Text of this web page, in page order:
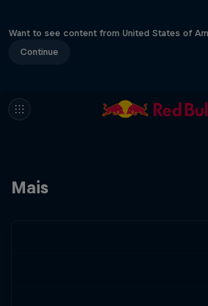
Want to see content from United States of
Continue
Mais